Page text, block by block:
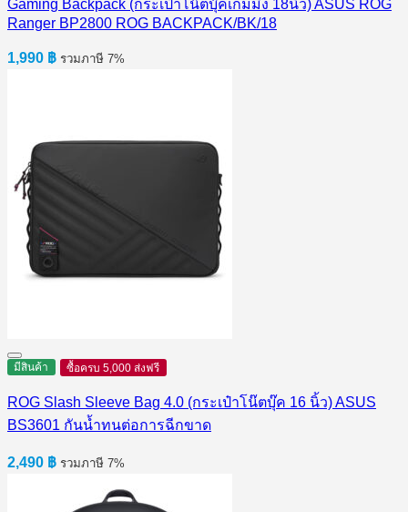
Gaming Backpack (กระเป๋าโน๊ตบุ๊คเกมมิ่ง 18นิ้ว) ASUS ROG
Ranger BP2800 ROG BACKPACK/BK/18
1,990 ฿ รวมภาษี 7%
มีสินค้า ซื้อครบ 5,000 ส่งฟรี
ROG Slash Sleeve Bag 4.0 (กระเป๋าโน๊ตบุ๊ค 16 นิ้ว) ASUS
BS3601 กันน้ำทนต่อการฉีกขาด
2,490 ฿ รวมภาษี 7%